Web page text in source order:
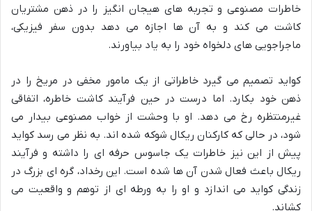
خاطرات مصنوعی و تجربه های هیجان انگیز را در ذهن مشتریان
کاشت می کند و به آن ها اجازه می دهد بدون سفر فیزیکی،
ماجراجویی های دلخواه خود را به یاد بیاورند.
کواید تصمیم می گیرد خاطراتی از یک مامور مخفی در مریخ را در
ذهن خود بکارد. اما درست در حین فرآیند کاشت خاطره، اتفاقی
غیرمنتظره رخ می دهد. او با وحشت از خواب مصنوعی بیدار می
شود، در حالی که کارکنان ریکال شوکه شده اند. به نظر می رسد کواید
پیش از این نیز خاطرات یک جاسوس حرفه ای را داشته و فرآیند
ریکال باعث فعال شدن آن ها شده است. این رخداد، گره ای بزرگ در
زندگی کواید می اندازد و او را به ورطه ای از توهم و واقعیت می
کشاند.